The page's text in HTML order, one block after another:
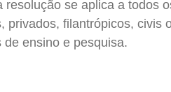
resolução se aplica a todos
privados, filantrópicos, civis
ensino e pesquisa.